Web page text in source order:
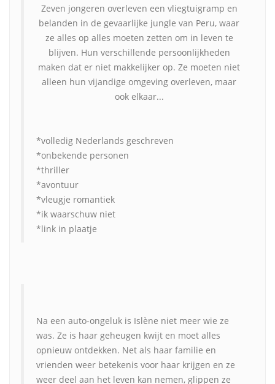
Zeven jongeren overleven een vliegtuigramp en
belanden in de gevaarlijke jungle van Peru, waar
ze alles op alles moeten zetten om in leven te
blijven. Hun verschillende persoonlijkheden
maken dat er niet makkelijker op. Ze moeten niet
alleen hun vijandige omgeving overleven, maar
ook elkaar...
*volledig Nederlands geschreven
*onbekende personen
*thriller
*avontuur
*vleugje romantiek
*ik waarschuw niet
*link in plaatje
Na een auto-ongeluk is Islène niet meer wie ze
was. Ze is haar geheugen kwijt en moet alles
opnieuw ontdekken. Net als haar familie en
vrienden weer betekenis voor haar krijgen en ze
weer deel aan het leven kan nemen, glippen ze